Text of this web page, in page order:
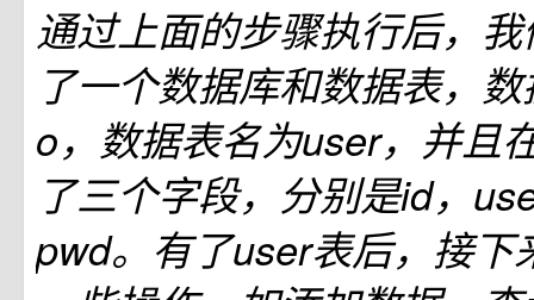
通过上面的步骤执行后，
了一个数据库和数据表，
o，数据表名为user，并且
了三个字段，分别是id，
pwd。有了user表后，接下